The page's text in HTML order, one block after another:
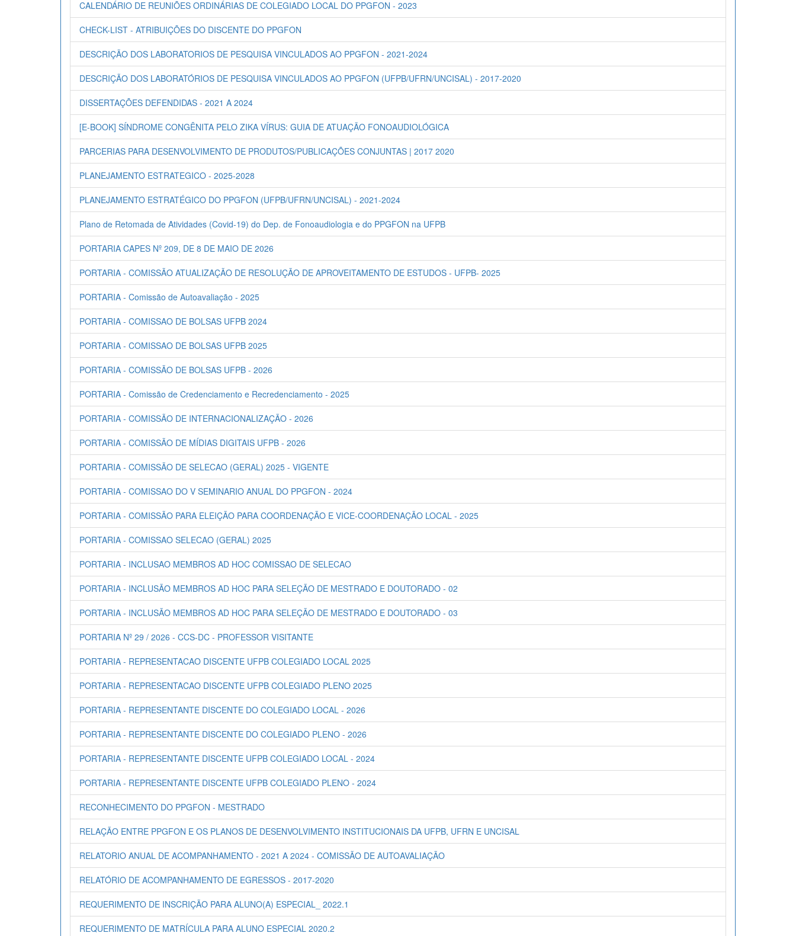
CALENDÁRIO DE REUNIÕES ORDINÁRIAS DE COLEGIADO LOCAL DO PPGFON - 2023
CHECK-LIST - ATRIBUIÇÕES DO DISCENTE DO PPGFON
DESCRIÇÃO DOS LABORATORIOS DE PESQUISA VINCULADOS AO PPGFON - 2021-2024
DESCRIÇÃO DOS LABORATÓRIOS DE PESQUISA VINCULADOS AO PPGFON (UFPB/UFRN/UNCISAL) - 2017-2020
DISSERTAÇÕES DEFENDIDAS - 2021 A 2024
[E-BOOK] SÍNDROME CONGÊNITA PELO ZIKA VÍRUS: GUIA DE ATUAÇÃO FONOAUDIOLÓGICA
PARCERIAS PARA DESENVOLVIMENTO DE PRODUTOS/PUBLICAÇÕES CONJUNTAS | 2017 2020
PLANEJAMENTO ESTRATEGICO - 2025-2028
PLANEJAMENTO ESTRATÉGICO DO PPGFON (UFPB/UFRN/UNCISAL) - 2021-2024
Plano de Retomada de Atividades (Covid-19) do Dep. de Fonoaudiologia e do PPGFON na UFPB
PORTARIA CAPES Nº 209, DE 8 DE MAIO DE 2026
PORTARIA - COMISSÃO ATUALIZAÇÃO DE RESOLUÇÃO DE APROVEITAMENTO DE ESTUDOS - UFPB- 2025
PORTARIA - Comissão de Autoavaliação - 2025
PORTARIA - COMISSAO DE BOLSAS UFPB 2024
PORTARIA - COMISSAO DE BOLSAS UFPB 2025
PORTARIA - COMISSÃO DE BOLSAS UFPB - 2026
PORTARIA - Comissão de Credenciamento e Recredenciamento - 2025
PORTARIA - COMISSÃO DE INTERNACIONALIZAÇÃO - 2026
PORTARIA - COMISSÃO DE MÍDIAS DIGITAIS UFPB - 2026
PORTARIA - COMISSÃO DE SELECAO (GERAL) 2025 - VIGENTE
PORTARIA - COMISSAO DO V SEMINARIO ANUAL DO PPGFON - 2024
PORTARIA - COMISSÃO PARA ELEIÇÃO PARA COORDENAÇÃO E VICE-COORDENAÇÃO LOCAL - 2025
PORTARIA - COMISSAO SELECAO (GERAL) 2025
PORTARIA - INCLUSAO MEMBROS AD HOC COMISSAO DE SELECAO
PORTARIA - INCLUSÃO MEMBROS AD HOC PARA SELEÇÃO DE MESTRADO E DOUTORADO - 02
PORTARIA - INCLUSÃO MEMBROS AD HOC PARA SELEÇÃO DE MESTRADO E DOUTORADO - 03
PORTARIA Nº 29 / 2026 - CCS-DC - PROFESSOR VISITANTE
PORTARIA - REPRESENTACAO DISCENTE UFPB COLEGIADO LOCAL 2025
PORTARIA - REPRESENTACAO DISCENTE UFPB COLEGIADO PLENO 2025
PORTARIA - REPRESENTANTE DISCENTE DO COLEGIADO LOCAL - 2026
PORTARIA - REPRESENTANTE DISCENTE DO COLEGIADO PLENO - 2026
PORTARIA - REPRESENTANTE DISCENTE UFPB COLEGIADO LOCAL - 2024
PORTARIA - REPRESENTANTE DISCENTE UFPB COLEGIADO PLENO - 2024
RECONHECIMENTO DO PPGFON - MESTRADO
RELAÇÃO ENTRE PPGFON E OS PLANOS DE DESENVOLVIMENTO INSTITUCIONAIS DA UFPB, UFRN E UNCISAL
RELATORIO ANUAL DE ACOMPANHAMENTO - 2021 A 2024 - COMISSÃO DE AUTOAVALIAÇÃO
RELATÓRIO DE ACOMPANHAMENTO DE EGRESSOS - 2017-2020
REQUERIMENTO DE INSCRIÇÃO PARA ALUNO(A) ESPECIAL_ 2022.1
REQUERIMENTO DE MATRÍCULA PARA ALUNO ESPECIAL 2020.2